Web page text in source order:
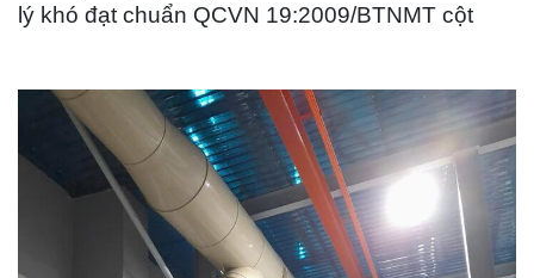
lý khó đạt chuẩn QCVN 19:2009/BTNMT cột